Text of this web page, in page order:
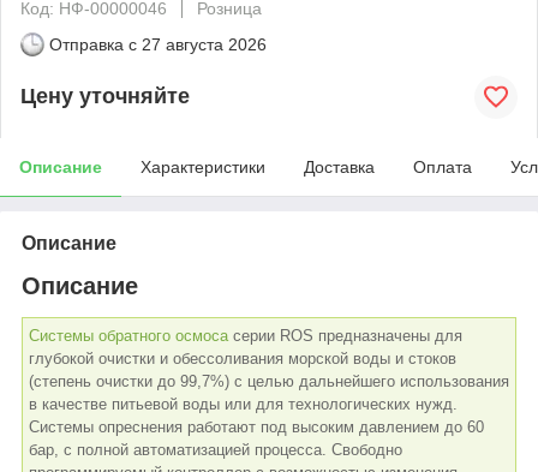
Код: НФ-00000046
Розница
Отправка с 27 августа 2026
Цену уточняйте
Описание Характеристики Доставка Оплата
Описание
Описание
Системы обратного осмосасерии ROS предназначены для
глубокой очистки и обессоливания морской воды и стоков
(степень очистки до 99,7%) с целью дальнейшего использования
в качестве питьевой воды или для технологических нужд.
Системы опреснения работают под высоким давлением до 60
бар, с полной автоматизацией процесса. Свободно